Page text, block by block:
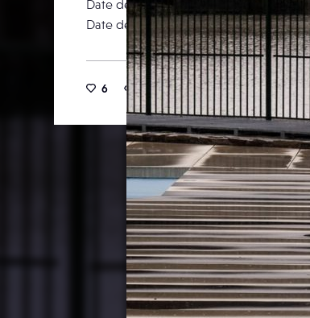
Date de prise de vue
Date de publication
6 19 0